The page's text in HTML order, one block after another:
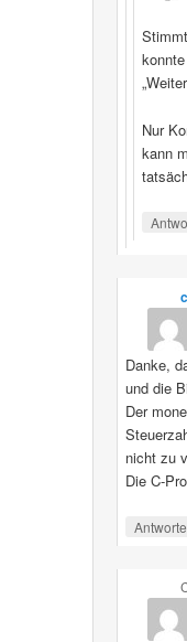
Nur
kann
Danke,
und die
Der
nicht zu
Die C-